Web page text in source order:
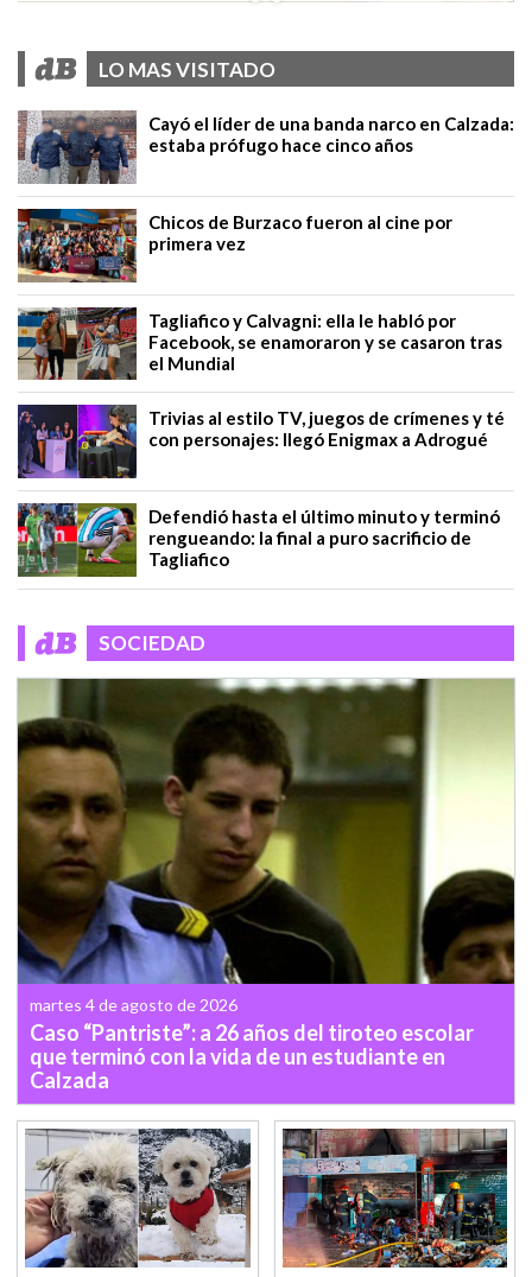
LO MAS VISITADO
Cayó el líder de una banda narco en Calzada:
estaba prófugo hace cinco años
Chicos de Burzaco fueron al cine por
primera vez
Tagliafico y Calvagni: ella le habló por
Facebook, se enamoraron y se casaron tras
el Mundial
Trivias al estilo TV, juegos de crímenes y té
con personajes: llegó Enigmax a Adrogué
Defendió hasta el último minuto y terminó
rengueando: la final a puro sacrificio de
Tagliafico
SOCIEDAD
martes 4 de agosto de 2026
Caso “Pantriste”: a 26 años del tiroteo escolar
que terminó con la vida de un estudiante en
Calzada